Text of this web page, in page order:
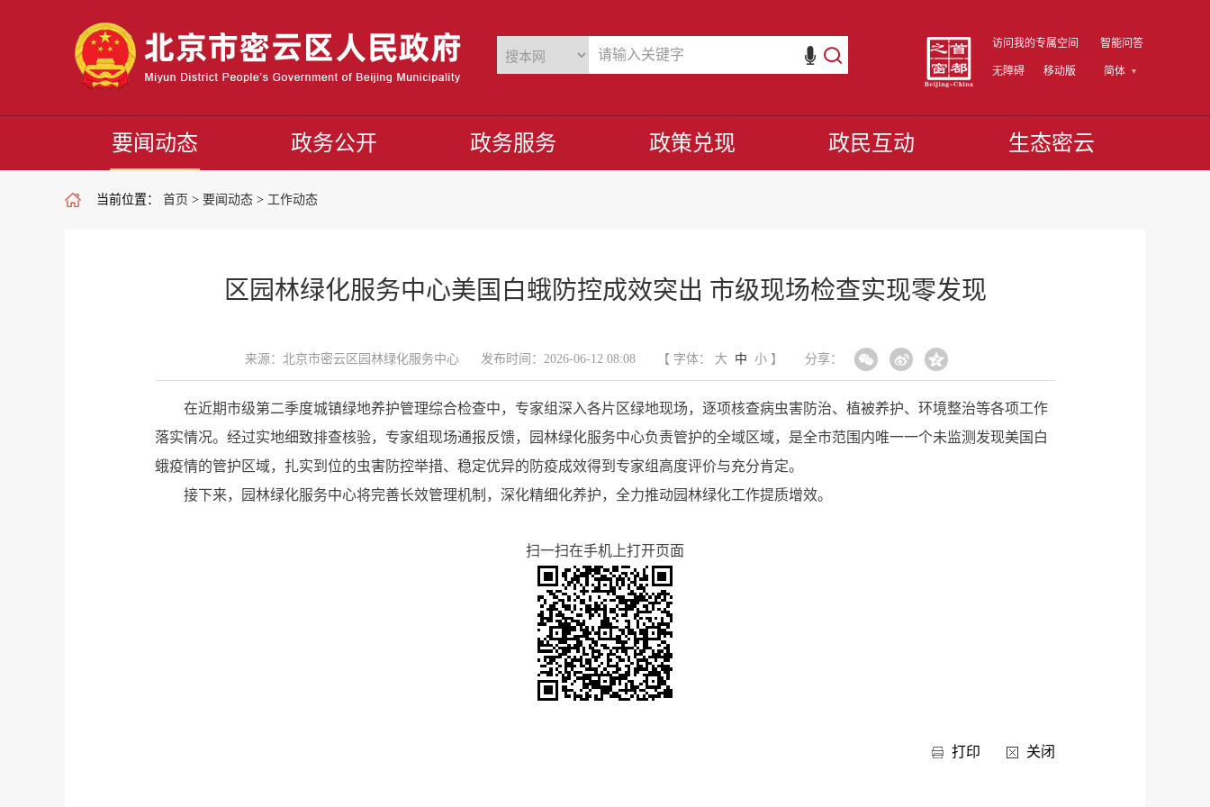
访问我的专属空间 智能问答
无障碍 移动版 简体
要闻动态 政务公开 政务服务 政策兑现 政民互动 生态密云
当前位置： 首页 > 要闻动态 > 工作动态
区园林绿化服务中心美国白蛾防控成效突出 市级现场检查实现零发现
来源：北京市密云区园林绿化服务中心 发布时间：2026-06-12 08:08 【 字体： 大 中 小】 分享：
在近期市级第二季度城镇绿地养护管理综合检查中，专家组深入各片区绿地现场，逐项核查病虫害防治、植被养护、环境整治等各项工作
落实情况。经过实地细致排查核验，专家组现场通报反馈，园林绿化服务中心负责管护的全域区域，是全市范围内唯一一个未监测发现美国白
蛾疫情的管护区域，扎实到位的虫害防控举措、稳定优异的防疫成效得到专家组高度评价与充分肯定。
接下来，园林绿化服务中心将完善长效管理机制，深化精细化养护，全力推动园林绿化工作提质增效。
扫一扫在手机上打开页面
打印 关闭